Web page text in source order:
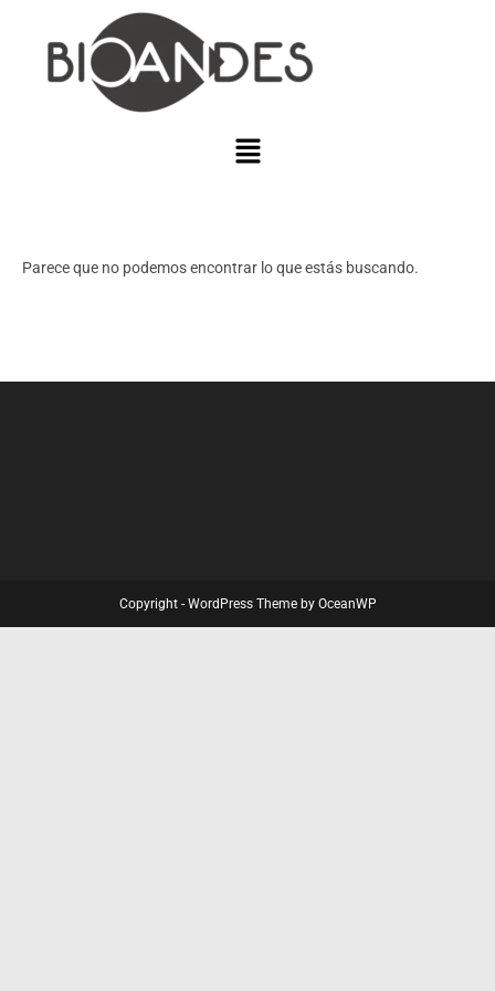
Parece que no podemos encontrar lo que estás buscando.
Copyright - WordPress Theme by OceanWP